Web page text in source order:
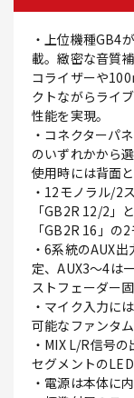
・上位機種GB4
載。緻密な音質
コライザーや
クトながらライ
性能を実現。
・コネクターパ
のいずれかから
使用時には背面
・12モノラル/2
「GB2R 12/2」
「GB2R 16」の
・6系統のAUX
定、AUX3～4は
ストフェーダー固
・マイク入力に
可能なファンタ
・MIX L/R信号
セグメントの
・電源は本体に内